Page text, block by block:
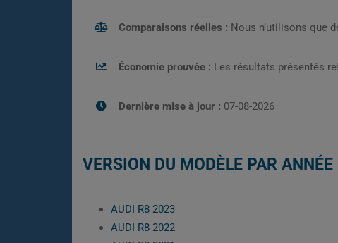
Comparaisons réelles : Nous n’utilisons que
Économie prouvée : Les résultats présentés
Dernière mise à jour : 07-08-2026
VERSION DU MODÈLE PAR ANNÉE
AUDI R8 2023
AUDI R8 2022